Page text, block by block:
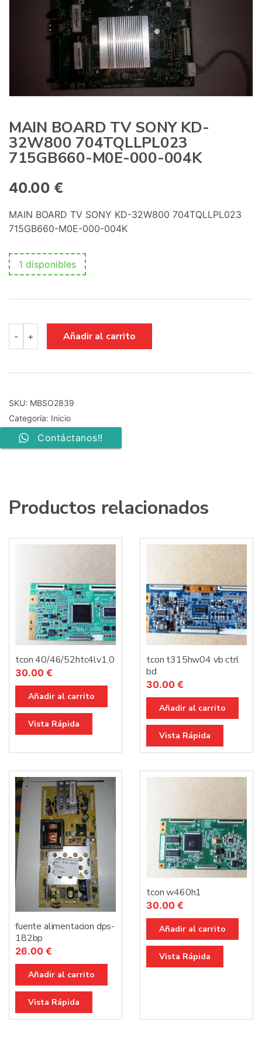
MAIN BOARD TV SONY KD-
32W800 704TQLLPL023
715GB660-M0E-000-004K
40.00 €
MAIN BOARD TV SONY KD-32W800 704TQLLPL023
715GB660-M0E-000-004K
1 disponibles
-
BOARD
TV
KD-
704TQLLPL023
715GB660-
M0E-
000-
004K
+ Añadir al carrito
SKU: MBSO2839
Categoría: Inicio
Contáctanos!!
Productos relacionados
tcon 40/46/52htc4lv1.0
30.00 €
Añadir al carrito
Vista Rápida
tcon t315hw04 vb ctrl
bd
30.00 €
Añadir al carrito
Vista Rápida
fuente alimentacion dps-
182bp
26.00 €
Añadir al carrito
Vista Rápida
tcon w460h1
30.00 €
Añadir al carrito
Vista Rápida